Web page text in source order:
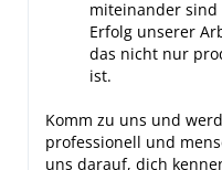
miteinander sind
Erfolg unserer
das nicht nur
ist.
Komm zu uns und
professionell und
uns darauf, dich